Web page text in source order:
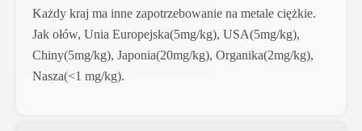
Każdy kraj ma inne zapotrzebowanie na metale ciężkie.
Jak ołów, Unia Europejska(5mg/kg), USA(5mg/kg),
Chiny(5mg/kg), Japonia(20mg/kg), Organika(2mg/kg),
Nasza(<1 mg/kg).